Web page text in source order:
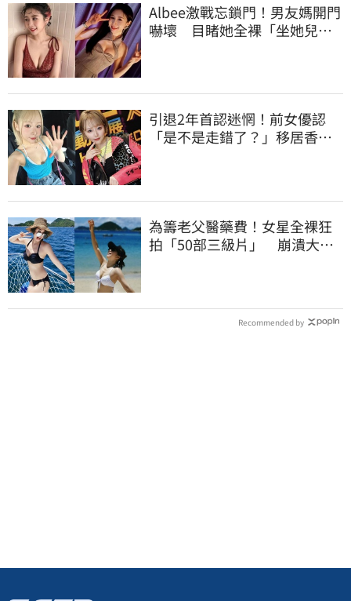
Albee激戰忘鎖門！男友媽開門
嚇壞 目睹她全裸「坐她兒子
引退2年首認迷惘！前女優認
「是不是走錯了？」移居香港
為籌老父醫藥費！女星全裸狂
拍「50部三級片」 崩潰大
Recommended by